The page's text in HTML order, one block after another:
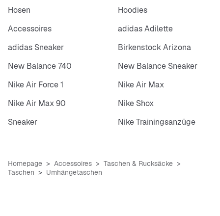
Hosen
Hoodies
Accessoires
adidas Adilette
adidas Sneaker
Birkenstock Arizona
New Balance 740
New Balance Sneaker
Nike Air Force 1
Nike Air Max
Nike Air Max 90
Nike Shox
Sneaker
Nike Trainingsanzüge
Homepage Accessoires
Taschen & Rucksäcke
Taschen
Umhängetaschen